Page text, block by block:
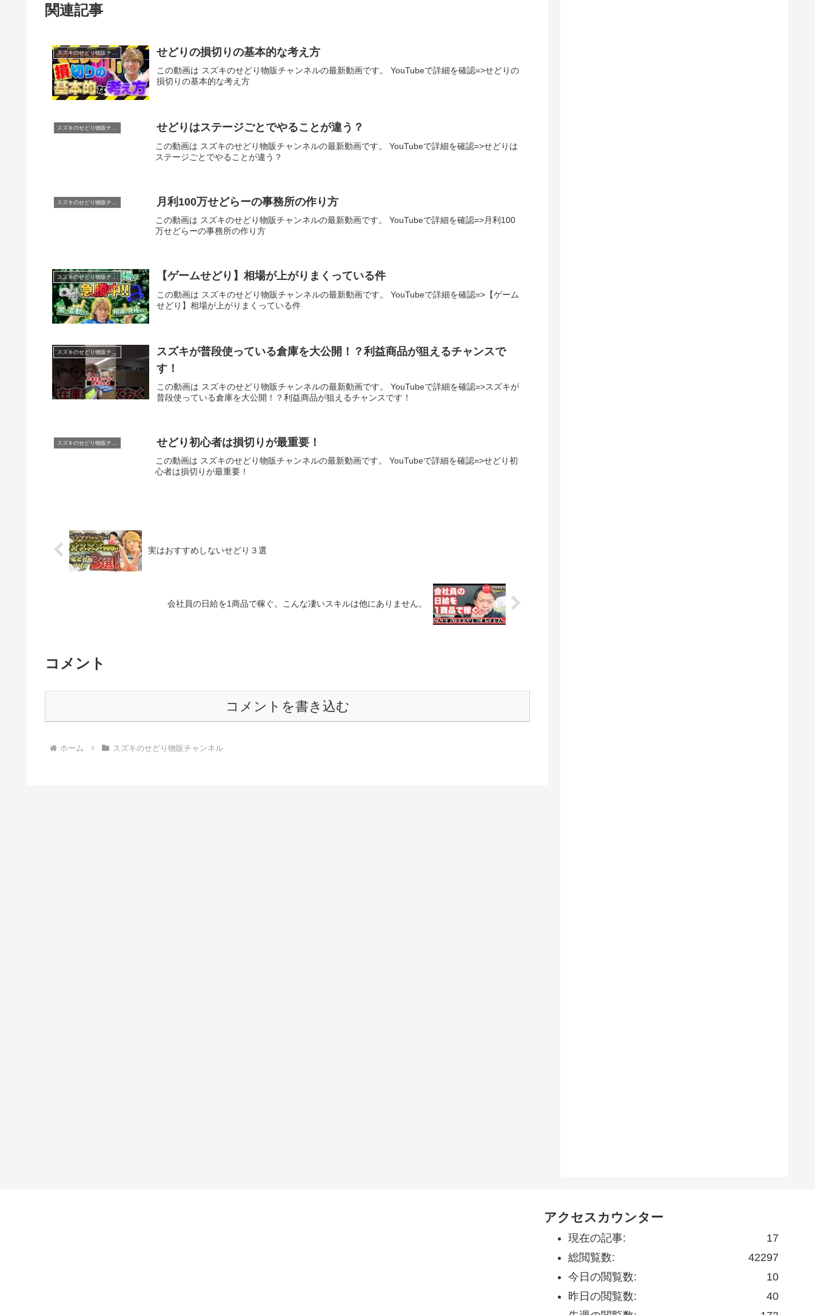
関連記事
スズキのせどり物販チャンネル せどりの損切りの基本的な考え方
この動画は スズキのせどり物販チャンネルの最新動画です。 YouTubeで詳細を確認=>せどりの
損切りの基本的な考え方
スズキのせどり物販チャンネル せどりはステージごとでやることが違う？
この動画は スズキのせどり物販チャンネルの最新動画です。 YouTubeで詳細を確認=>せどりは
ステージごとでやることが違う？
スズキのせどり物販チャンネル 月利100万せどらーの事務所の作り方
この動画は スズキのせどり物販チャンネルの最新動画です。 YouTubeで詳細を確認=>月利100
万せどらーの事務所の作り方
スズキのせどり物販チャンネル 【ゲームせどり】相場が上がりまくっている件
この動画は スズキのせどり物販チャンネルの最新動画です。 YouTubeで詳細を確認=>【ゲーム
せどり】相場が上がりまくっている件
スズキが普段使っている倉庫を大公開！？利益商品が狙えるチャンスで
す！
この動画は スズキのせどり物販チャンネルの最新動画です。 YouTubeで詳細を確認=>スズキが
普段使っている倉庫を大公開！？利益商品が狙えるチャンスです！
スズキのせどり物販チャンネル せどり初心者は損切りが最重要！
この動画は スズキのせどり物販チャンネルの最新動画です。 YouTubeで詳細を確認=>せどり初
心者は損切りが最重要！
実はおすすめしないせどり３選
会社員の日給を1商品で稼ぐ。こんな凄いスキルは他にありません。
コメント
コメントを書き込む
ホーム スズキのせどり物販チャンネル
アクセスカウンター
17
現在の記事:
42297
総閲覧数:
10
今日の閲覧数:
40
昨日の閲覧数: